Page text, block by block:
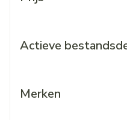
Actieve
Merken